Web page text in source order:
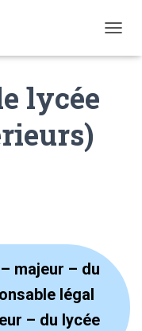
lycée
majeur – du
légal
– du lycée